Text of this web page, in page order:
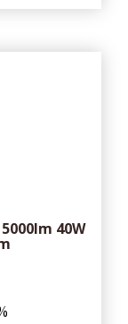
5000lm 40W